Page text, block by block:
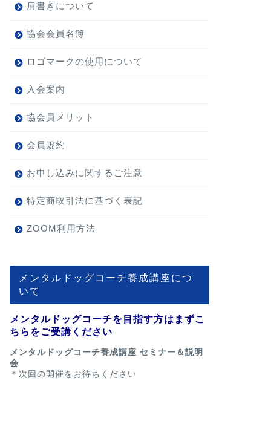
肩書きについて
協会会員名簿
ロゴマークの使用について
入会案内
協会員メリット
会員規約
お申し込みに関するご注意
特定商取引法に基づく表記
ZOOM利用方法
メンタルドッグコーチ養成講座につ
いて
メンタルドッグコーチを目指す方はまずこ
ちらをご受講ください
メンタルドッグコーチ養成講座 セミナー＆説明
会
＊次回の開催をお待ちください